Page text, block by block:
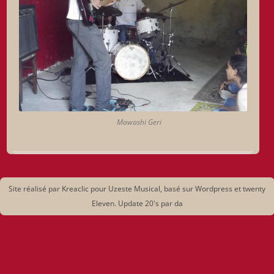
Mawashi Geri
Site réalisé par Kreaclic pour Uzeste Musical, basé sur Wordpress et twenty
Eleven. Update 20's par da